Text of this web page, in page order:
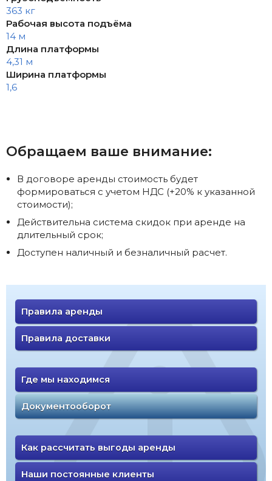
363 кг
Рабочая высота подъёма
14 м
Длина платформы
4,31 м
Ширина платформы
1,6
Обращаем ваше внимание:
В договоре аренды стоимость будет
формироваться с учетом НДС (+20% к указанной
стоимости);
Действительна система скидок при аренде на
длительный срок;
Доступен наличный и безналичный расчет.
Правила аренды
Правила доставки
Где мы находимся
Документооборот
Как рассчитать выгоды аренды
Наши постоянные клиенты